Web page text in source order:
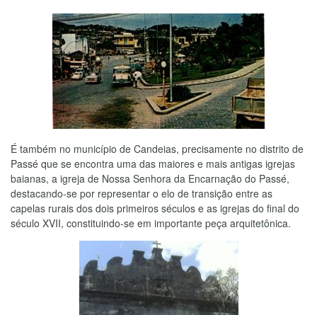
É também no município de Candeias, precisamente no distrito de
Passé que se encontra uma das maiores e mais antigas igrejas
baianas, a igreja de Nossa Senhora da Encarnação do Passé,
destacando-se por representar o elo de transição entre as
capelas rurais dos dois primeiros séculos e as igrejas do final do
século XVII, constituindo-se em importante peça arquitetônica.